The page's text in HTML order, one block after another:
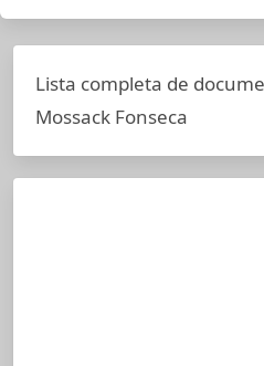
Lista completa de
Mossack Fonseca